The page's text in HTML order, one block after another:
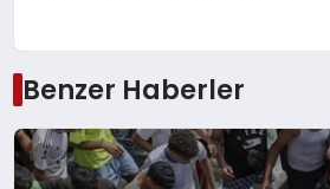
Benzer Haberler